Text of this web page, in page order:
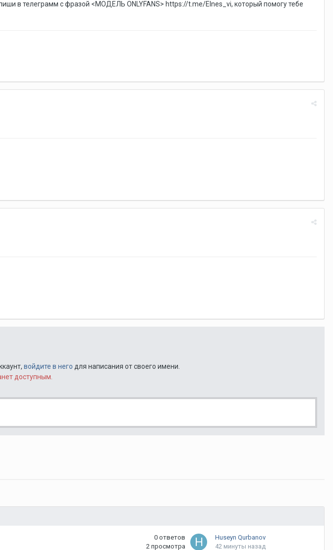
в телеграмм с фразой <МОДЕЛЬ ONLYFANS> https://t.me/Elnes_vi, который помогу тебе
войдите в него для написания от своего имени.
доступным.
0 ответов
2 просмотра
Huseyn Qurbanov
42 минуты назад